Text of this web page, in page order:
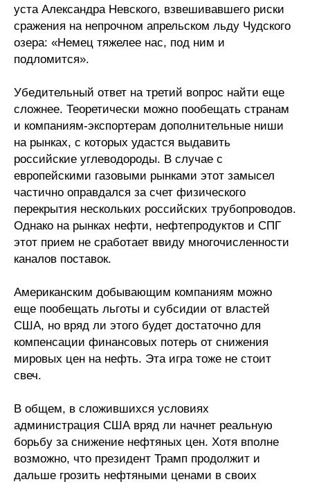
уста Александра Невского, взвешивавшего риски
сражения на непрочном апрельском льду Чудского
озера: «Немец тяжелее нас, под ним и
подломится».
Убедительный ответ на третий вопрос найти еще
сложнее. Теоретически можно пообещать странам
и компаниям-экспортерам дополнительные ниши
на рынках, с которых удастся выдавить
российские углеводороды. В случае с
европейскими газовыми рынками этот замысел
частично оправдался за счет физического
перекрытия нескольких российских трубопроводов.
Однако на рынках нефти, нефтепродуктов и СПГ
этот прием не сработает ввиду многочисленности
каналов поставок.
Американским добывающим компаниям можно
еще пообещать льготы и субсидии от властей
США, но вряд ли этого будет достаточно для
компенсации финансовых потерь от снижения
мировых цен на нефть. Эта игра тоже не стоит
свеч.
В общем, в сложившихся условиях
администрация США вряд ли начнет реальную
борьбу за снижение нефтяных цен. Хотя вполне
возможно, что президент Трамп продолжит и
дальше грозить нефтяными ценами в своих